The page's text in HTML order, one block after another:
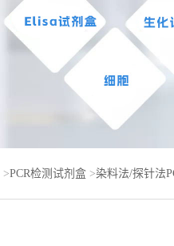
>PCR检测试剂盒 >染料法/探针法